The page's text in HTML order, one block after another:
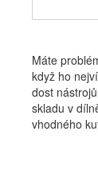
Máte
když ho
dost
skladu v
vhodného